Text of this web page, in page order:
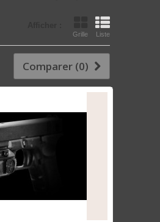
Grille Liste
Comparer (0)